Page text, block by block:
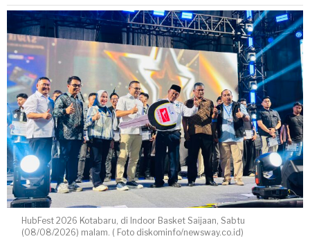
HubFest 2026 Kotabaru, di Indoor Basket Saijaan, Sabtu
(08/08/2026) malam. ( Foto diskominfo/newsway.co.id)